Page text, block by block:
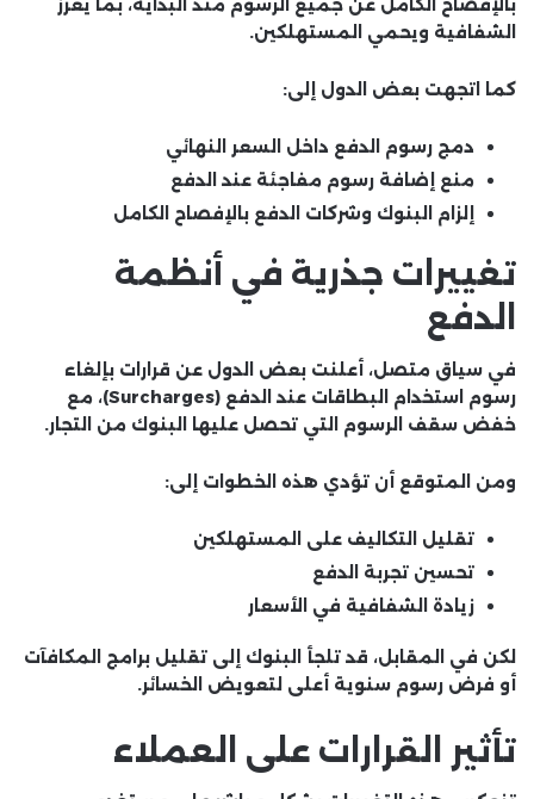
بالإفصاح الكامل عن جميع الرسوم منذ البداية، بما يعزز
الشفافية ويحمي المستهلكين.
كما اتجهت بعض الدول إلى:
دمج رسوم الدفع داخل السعر النهائي
منع إضافة رسوم مفاجئة عند الدفع
إلزام البنوك وشركات الدفع بالإفصاح الكامل
تغييرات جذرية في أنظمة
الدفع
في سياق متصل، أعلنت بعض الدول عن قرارات بإلغاء
رسوم استخدام البطاقات عند الدفع (Surcharges)، مع
خفض سقف الرسوم التي تحصل عليها البنوك من التجار.
ومن المتوقع أن تؤدي هذه الخطوات إلى:
تقليل التكاليف على المستهلكين
تحسين تجربة الدفع
زيادة الشفافية في الأسعار
لكن في المقابل، قد تلجأ البنوك إلى تقليل برامج المكافآت
أو فرض رسوم سنوية أعلى لتعويض الخسائر.
تأثير القرارات على العملاء